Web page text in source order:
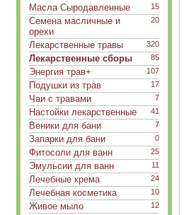
15
Масла Сыродавленные
20
Семена масличные и
орехи
320
Лекарственные травы
85
Лекарственные сборы
107
Энергия трав+
17
Подушки из трав
7
Чаи с травами
41
Настойки лекарственные
7
Веники для бани
0
Запарки для бани
25
Фитосоли для ванн
11
Эмульсии для ванн
24
Лечебные крема
10
Лечебная косметика
12
Живое мыло